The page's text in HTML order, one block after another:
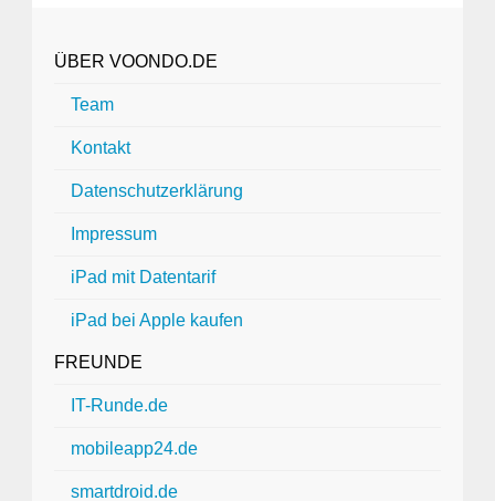
ÜBER VOONDO.DE
Team
Kontakt
Datenschutzerklärung
Impressum
iPad mit Datentarif
iPad bei Apple kaufen
FREUNDE
IT-Runde.de
mobileapp24.de
smartdroid.de